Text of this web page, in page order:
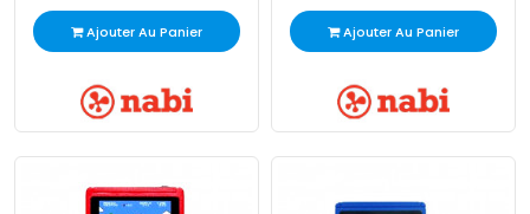
Ajouter Au Panier Ajouter Au Panier